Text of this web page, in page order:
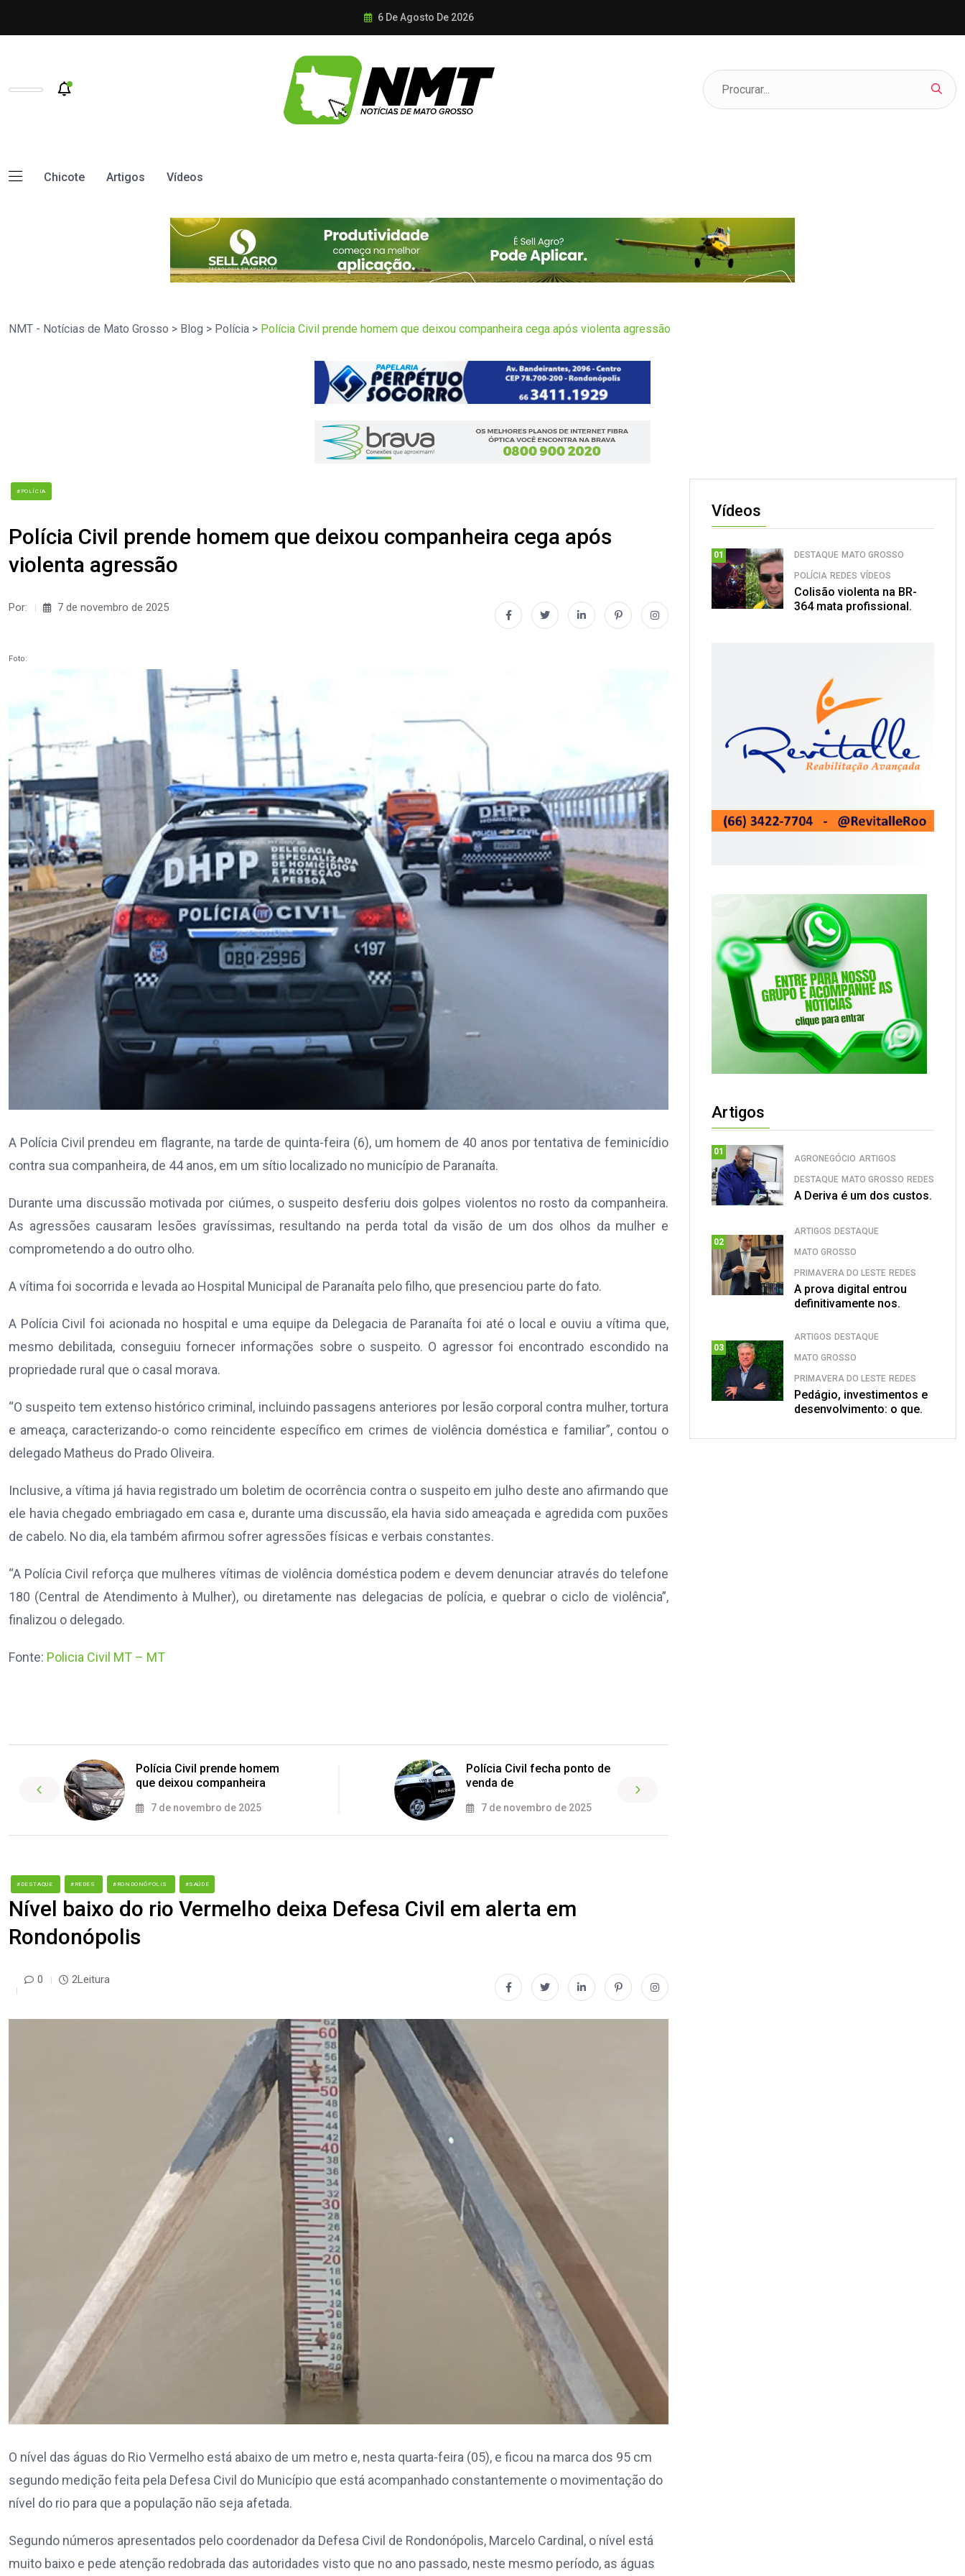
6 De Agosto De 2026
Chicote Artigos Vídeos
NMT - Notícias de Mato Grosso > Blog > Polícia > Polícia Civil prende homem que deixou companheira cega após violenta agressão
#POLÍCIA
Polícia Civil prende homem que deixou companheira cega após
violenta agressão
Por: 7 de novembro de 2025
Foto:
A Polícia Civil prendeu em flagrante, na tarde de quinta-feira (6), um homem de 40 anos por tentativa de feminicídio
contra sua companheira, de 44 anos, em um sítio localizado no município de Paranaíta.
Durante uma discussão motivada por ciúmes, o suspeito desferiu dois golpes violentos no rosto da companheira.
As agressões causaram lesões gravíssimas, resultando na perda total da visão de um dos olhos da mulher e
comprometendo a do outro olho.
A vítima foi socorrida e levada ao Hospital Municipal de Paranaíta pelo filho, que presenciou parte do fato.
A Polícia Civil foi acionada no hospital e uma equipe da Delegacia de Paranaíta foi até o local e ouviu a vítima que,
mesmo debilitada, conseguiu fornecer informações sobre o suspeito. O agressor foi encontrado escondido na
propriedade rural que o casal morava.
“O suspeito tem extenso histórico criminal, incluindo passagens anteriores por lesão corporal contra mulher, tortura
e ameaça, caracterizando-o como reincidente específico em crimes de violência doméstica e familiar”, contou o
delegado Matheus do Prado Oliveira.
Inclusive, a vítima já havia registrado um boletim de ocorrência contra o suspeito em julho deste ano afirmando que
ele havia chegado embriagado em casa e, durante uma discussão, ela havia sido ameaçada e agredida com puxões
de cabelo. No dia, ela também afirmou sofrer agressões físicas e verbais constantes.
“A Polícia Civil reforça que mulheres vítimas de violência doméstica podem e devem denunciar através do telefone
180 (Central de Atendimento à Mulher), ou diretamente nas delegacias de polícia, e quebrar o ciclo de violência”,
finalizou o delegado.
Fonte: Policia Civil MT – MT
Polícia Civil prende homem
que deixou companheira
7 de novembro de 2025
Polícia Civil fecha ponto de
venda de
7 de novembro de 2025
#DESTAQUE #REDES #RONDONÓPOLIS #SAÚDE
Nível baixo do rio Vermelho deixa Defesa Civil em alerta em
Rondonópolis
0 2Leitura
O nível das águas do Rio Vermelho está abaixo de um metro e, nesta quarta-feira (05), e ficou na marca dos 95 cm
segundo medição feita pela Defesa Civil do Município que está acompanhado constantemente o movimentação do
nível do rio para que a população não seja afetada.
Segundo números apresentados pelo coordenador da Defesa Civil de Rondonópolis, Marcelo Cardinal, o nível está
muito baixo e pede atenção redobrada das autoridades visto que no ano passado, neste mesmo período, as águas
Vídeos
01 DESTAQUE MATO GROSSO
POLÍCIA REDES VÍDEOS
Colisão violenta na BR-
364 mata profissional.
Artigos
01
AGRONEGÓCIO ARTIGOS
DESTAQUE MATO GROSSO REDES
A Deriva é um dos custos.
02
ARTIGOS DESTAQUE
MATO GROSSO
PRIMAVERA DO LESTE REDES
A prova digital entrou
definitivamente nos.
03
ARTIGOS DESTAQUE
MATO GROSSO
PRIMAVERA DO LESTE REDES
Pedágio, investimentos e
desenvolvimento: o que.